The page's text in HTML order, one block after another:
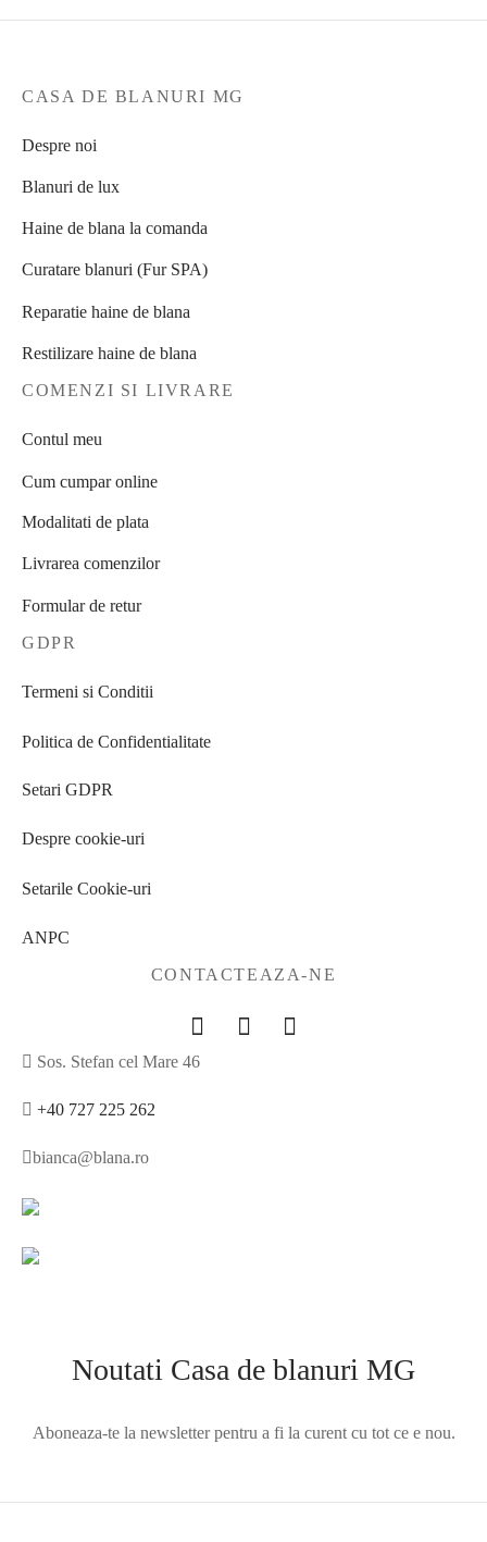
CASA DE BLANURI MG
Despre noi
Blanuri de lux
Haine de blana la comanda
Curatare blanuri (Fur SPA)
Reparatie haine de blana
Restilizare haine de blana
COMENZI SI LIVRARE
Contul meu
Cum cumpar online
Modalitati de plata
Livrarea comenzilor
Formular de retur
GDPR
Termeni si Conditii
Politica de Confidentialitate
Setari GDPR
Despre cookie-uri
Setarile Cookie-uri
ANPC
CONTACTEAZA-NE
Sos. Stefan cel Mare 46
+40 727 225 262
bianca@blana.ro
Noutati Casa de blanuri MG
Aboneaza-te la newsletter pentru a fi la curent cu tot ce e nou.